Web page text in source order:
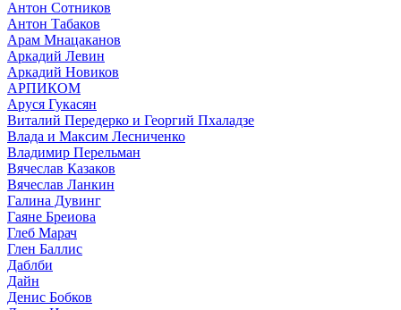
Антон Сотников
Антон Табаков
Арам Мнацаканов
Аркадий Левин
Аркадий Новиков
АРПИКОМ
Аруся Гукасян
Виталий Передерко и Георгий Пхаладзе
Влада и Максим Лесниченко
Владимир Перельман
Вячеслав Казаков
Вячеслав Ланкин
Галина Дувинг
Гаяне Бреиова
Глеб Марач
Глен Баллис
Даблби
Дайн
Денис Бобков